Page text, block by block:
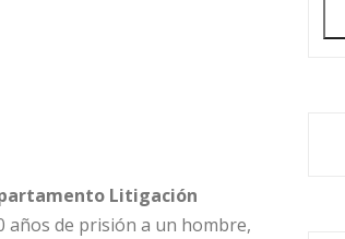
Litigación
años de prisión a un hombre,